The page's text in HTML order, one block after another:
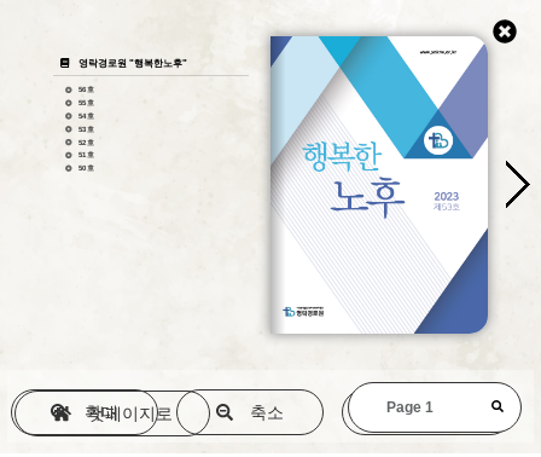
영락경로원 "행복한노후"
56호
55호
54호
53호
52호
51호
50호
첫페이지로
확대 축소 원본(1:1)